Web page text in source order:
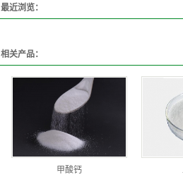
最近浏览：
相关产品：
甲酸钙